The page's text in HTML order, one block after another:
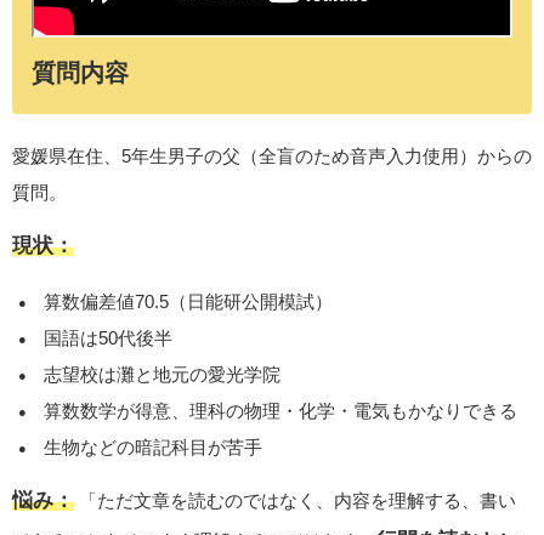
質問内容
愛媛県在住、5年生男子の父（全盲のため音声入力使用）からの
質問。
現状：
算数偏差値70.5（日能研公開模試）
国語は50代後半
志望校は灘と地元の愛光学院
算数数学が得意、理科の物理・化学・電気もかなりできる
生物などの暗記科目が苦手
悩み： 「ただ文章を読むのではなく、内容を理解する、書い